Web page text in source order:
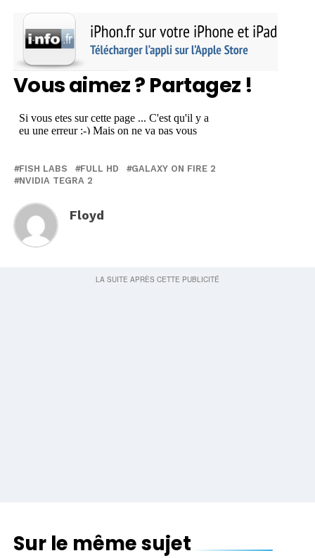
Vous aimez ? Partagez !
FISH LABS FULL HD
GALAXY ON FIRE 2
NVIDIA TEGRA 2
Floyd
Sur le même sujet